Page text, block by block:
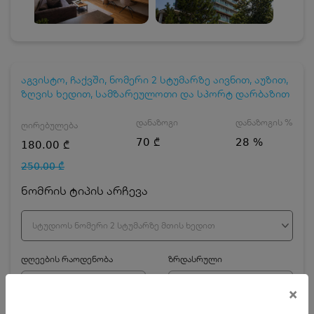
×
აგვისტო, ჩაქვში, ნომერი 2 სტუმარზე აივნით, აუზით,
ზღვის ხედით, სამზარეულოთი და სპორტ დარბაზით
ღირებულება
180.00 ₾
250.00 ₾
დანაზოგი
70 ₾
დანაზოგის %
28 %
ნომრის ტიპის არჩევა
სტუდიოს ნომერი 2 სტუმარზე მთის ხედით
დღეების რაოდენობა ზრდასრული